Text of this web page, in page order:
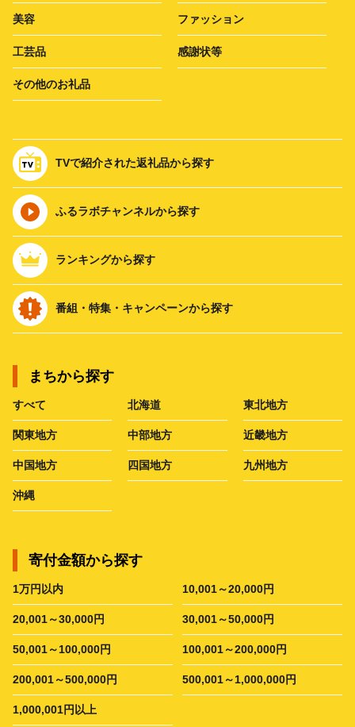
美容 ファッション
工芸品 感謝状等
その他のお礼品
TVで紹介された返礼品から探す
ふるラボチャンネルから探す
ランキングから探す
番組・特集・キャンペーンから探す
まちから探す
すべて 北海道 東北地方
関東地方 中部地方 近畿地方
中国地方 四国地方 九州地方
沖縄
寄付金額から探す
1万円以内 10,001～20,000円
20,001～30,000円 30,001～50,000円
50,001～100,000円 100,001～200,000円
200,001～500,000円 500,001～1,000,000円
1,000,001円以上